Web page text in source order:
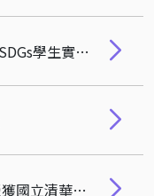
「創新未來．永續我來」清華SDGs學生實踐計畫 成果發表會 獲獎名單公布！
本院科法所陳仲嶙助理教授 榮獲國立清華大學99年度『第13屆新進人員研究獎』